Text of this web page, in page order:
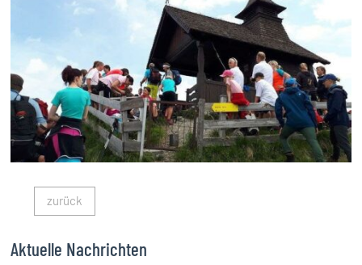
zurück
Aktuelle Nachrichten